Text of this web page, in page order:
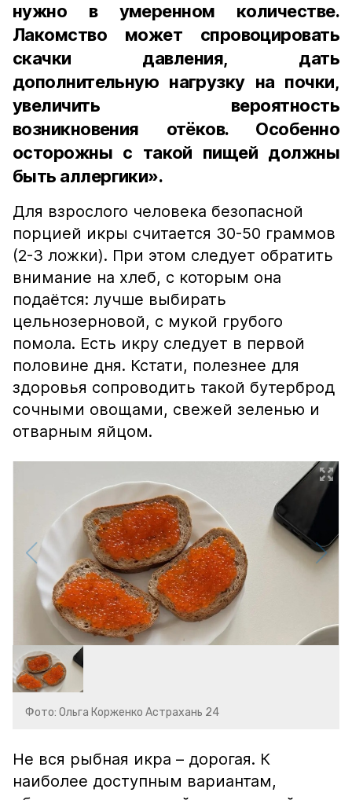
нужно в умеренном количестве.
Лакомство может спровоцировать
скачки давления, дать
дополнительную нагрузку на почки,
увеличить вероятность
возникновения отёков. Особенно
осторожны с такой пищей должны
быть аллергики».
Для взрослого человека безопасной
порцией икры считается 30-50 граммов
(2-3 ложки). При этом следует обратить
внимание на хлеб, с которым она
подаётся: лучше выбирать
цельнозерновой, с мукой грубого
помола. Есть икру следует в первой
половине дня. Кстати, полезнее для
здоровья сопроводить такой бутерброд
сочными овощами, свежей зеленью и
отварным яйцом.
Фото: Ольга Корженко Астрахань 24
Не вся рыбная икра – дорогая. К
наиболее доступным вариантам,